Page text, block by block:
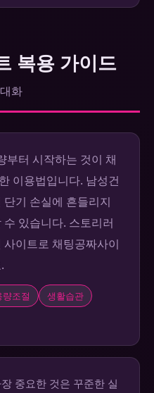
복용 가이드
화
부터 시작하는 것이 채
이용법입니다. 남성건
기 손실에 흔들리지
있습니다. 스토리러
이트로 채팅공짜사이
량조절
생활습관
중요한 것은 꾸준한 실